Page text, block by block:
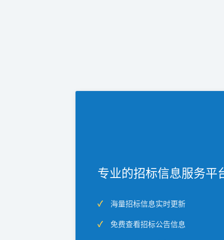
专业的招标信息服务平
海量招标信息实时更新
免费查看招标公告信息